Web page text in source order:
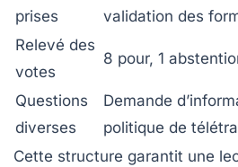
prises
validation des
Relevé des
votes
8 pour, 1
Questions
diverses
Demande
politique de
Cette structure garantit une